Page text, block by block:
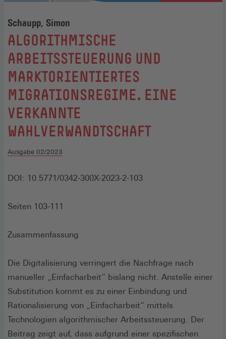
Schaupp, Simon
:
ALGORITHMISCHE
ARBEITSSTEUERUNG UND
MARKTORIENTIERTES
MIGRATIONSREGIME. EINE
VERKANNTE
WAHLVERWANDTSCHAFT
Ausgabe 02/2023
DOI: 10.5771/0342-300X-2023-2-103
Seiten 103-111
Zusammenfassung
Die Digitalisierung verringert die Nachfrage nach
manueller „Einfacharbeit“ bislang nicht. Anstelle einer
Substitution kommt es zu einer Einbindung und
Rationalisierung von „Einfacharbeit“ mittels
Technologien algorithmischer Arbeitssteuerung. Der
Beitrag zeigt auf, dass aufgrund einer spezifischen